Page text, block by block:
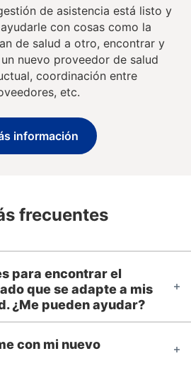
de asistencia está listo y
con cosas como la
de salud a otro, encontrar y
nuevo proveedor de salud
coordinación entre
etc.
información
frecuentes
para encontrar el
que se adapte a mis
¿Me pueden ayudar?
con mi nuevo